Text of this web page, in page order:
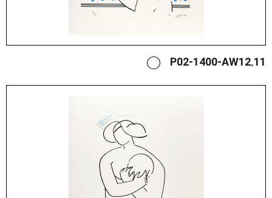
P02-1400-AW12.11